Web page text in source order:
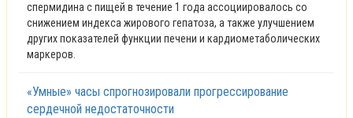
спермидина с пищей в течение 1 года ассоциировалось со
снижением индекса жирового гепатоза, а также улучшением
других показателей функции печени и кардиометаболических
маркеров.
«Умные» часы спрогнозировали прогрессирование
сердечной недостаточности